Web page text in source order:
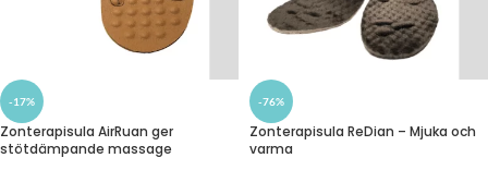
-17%
Zonterapisula AirRuan ger
stötdämpande massage
-76%
Zonterapisula ReDian – Mjuka och
varma